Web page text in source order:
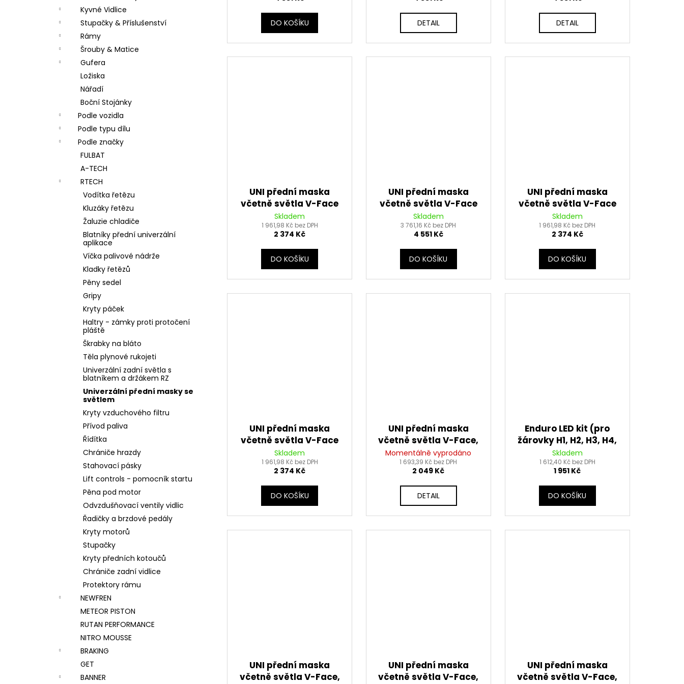
Kyvné Vidlice
Stupačky & Příslušenství
Rámy
Šrouby & Matice
Gufera
Ložiska
Nářadí
Boční Stojánky
Podle vozidla
Podle typu dílu
Podle značky
FULBAT
A-TECH
RTECH
Vodítka řetězu
Kluzáky řetězu
Žaluzie chladiče
Blatníky přední univerzální
aplikace
Víčka palivové nádrže
Kladky řetězů
Pěny sedel
Gripy
Kryty páček
Haltry - zámky proti protočení
pláště
Škrabky na bláto
Těla plynové rukojeti
Univerzální zadní světla s
blatníkem a držákem RZ
Univerzální přední masky se
světlem
Kryty vzduchového filtru
Přívod paliva
Řídítka
Chrániče hrazdy
Stahovací pásky
Lift controls - pomocník startu
Pěna pod motor
Odvzdušňovací ventily vidlic
Řadičky a brzdové pedály
Kryty motorů
Stupačky
Kryty předních kotoučů
Chrániče zadní vidlice
Protektory rámu
NEWFREN
METEOR PISTON
RUTAN PERFORMANCE
NITRO MOUSSE
BRAKING
GET
BANNER
DO KOŠÍKU DETAIL DETAIL
UNI přední maska
včetně světla V-Face
FULL LED, RTECH (neon
žlutá/černá)
Skladem
1 961,98 Kč bez DPH
2 374 Kč
DO KOŠÍKU
UNI přední maska
včetně světla V-Face
FULL LED, RTECH
(zelená/černá)
Skladem
3 761,16 Kč bez DPH
4 551 Kč
DO KOŠÍKU
UNI přední maska
včetně světla V-Face
FULL LED, RTECH
(červená/černá)
Skladem
1 961,98 Kč bez DPH
2 374 Kč
DO KOŠÍKU
UNI přední maska
včetně světla V-Face
FULL LED, RTECH
(oranžová/černá)
Skladem
1 961,98 Kč bez DPH
2 374 Kč
DO KOŠÍKU
UNI přední maska
včetně světla V-Face,
RTECH (žluto-černá)
Momentálně vyprodáno
1 693,39 Kč bez DPH
2 049 Kč
DETAIL
Enduro LED kit (pro
žárovky H1, H2, H3, H4,
H7, + KTM + Sherco),
RTECH
Skladem
1 612,40 Kč bez DPH
1 951 Kč
DO KOŠÍKU
UNI přední maska
včetně světla V-Face,
UNI přední maska
včetně světla V-Face,
UNI přední maska
včetně světla V-Face,